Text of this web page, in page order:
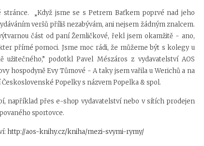
„Když jsme se s Petrem Baťkem poprvé nad jeho
veršů příliš nezabývám, ani nejsem žádným znalcem.
část od paní Žemličkové, řekl jsem okamžitě - ano,
přímé pomoci. Jsme moc rádi, že můžeme být s kolegy u
podotkl Pavel Mészáros z vydavatelství AOS
hospodyně Evy Tůmové - A taky jsem vařila u Werichů a na
Popelky s názvem Popelka & spol.
například přes e-shop vydavatelství nebo v sítích prodejen
sportovce.
http://aos-knihy.cz/kniha/mezi-svymi-rymy/